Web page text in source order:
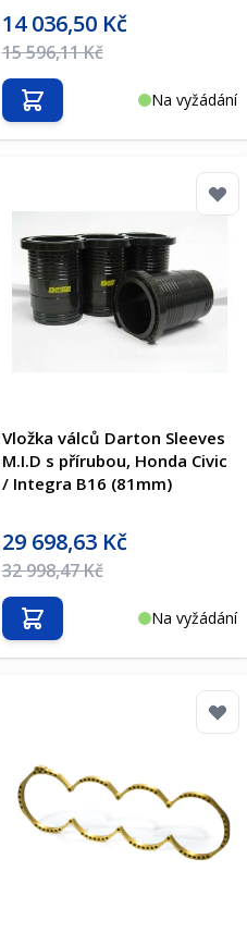
Akční cena
14 036,50 Kč
Běžná cena
15 596,11 Kč
Na vyžádání
Přidat do košíku
Vložka válců Darton Sleeves
M.I.D s přírubou, Honda Civic
/ Integra B16 (81mm)
Akční cena
29 698,63 Kč
Běžná cena
32 998,47 Kč
Na vyžádání
Přidat do košíku